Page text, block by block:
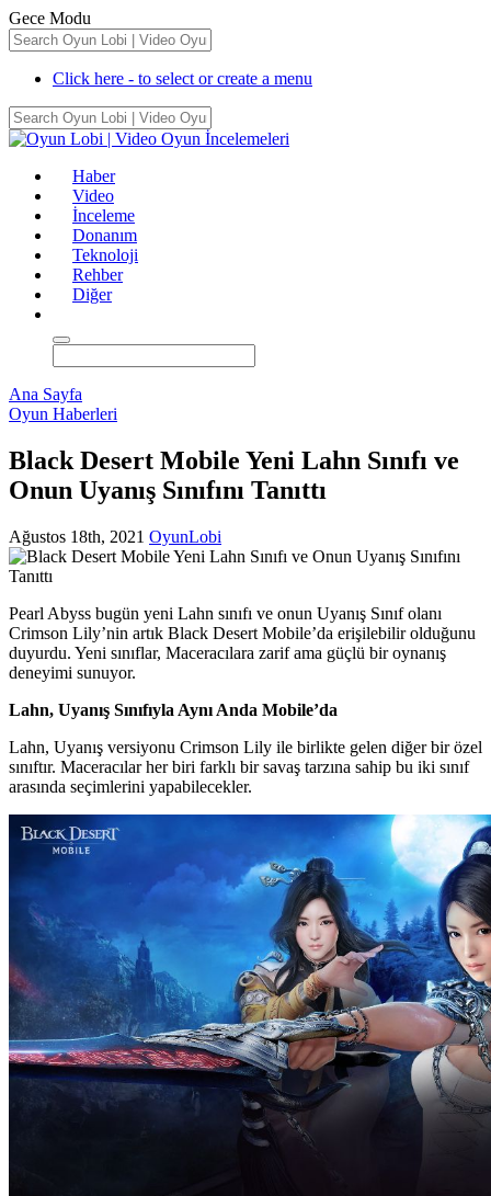
Gece Modu
Click here - to select or create a menu
Haber
Video
İnceleme
Donanım
Teknoloji
Rehber
Diğer
Ana Sayfa
Oyun Haberleri
Black Desert Mobile Yeni Lahn Sınıfı ve
Onun Uyanış Sınıfını Tanıttı
Ağustos 18th, 2021 OyunLobi
Pearl Abyss bugün yeni Lahn sınıfı ve onun Uyanış Sınıf olanı
Crimson Lily’nin artık Black Desert Mobile’da erişilebilir olduğunu
duyurdu. Yeni sınıflar, Maceracılara zarif ama güçlü bir oynanış
deneyimi sunuyor.
Lahn, Uyanış Sınıfıyla Aynı Anda Mobile’da
Lahn, Uyanış versiyonu Crimson Lily ile birlikte gelen diğer bir özel
sınıftır. Maceracılar her biri farklı bir savaş tarzına sahip bu iki sınıf
arasında seçimlerini yapabilecekler.